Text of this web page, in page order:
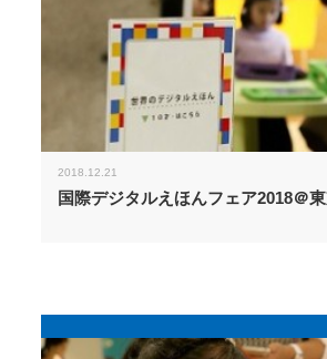
2018.12.21
国際デジタルえほんフェア2018＠